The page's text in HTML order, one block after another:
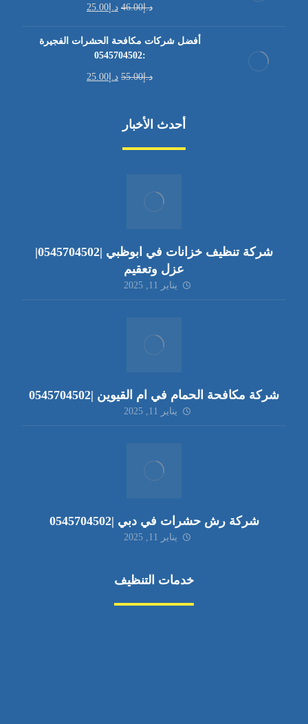
د.إ46.00 د.إ 25.00
أفضل شركات مكافحة الحشرات الفجيرة
:0545704502
د.إ55.00 د.إ 25.00
أحدث الأخبار
شركة تنظيف خزانات في ابوظبي |0545704502|
عزل وتعقيم
يناير 11, 2025
شركة مكافحة الحمام في ام القيوين |0545704502
يناير 11, 2025
شركة رش حشرات في دبي |0545704502
يناير 11, 2025
خدمات التنظيف